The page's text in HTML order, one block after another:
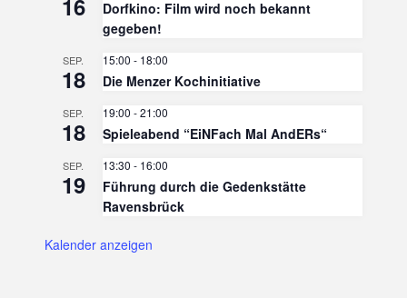
16
Dorfkino: Film wird noch bekannt
gegeben!
SEP.
18
15:00 - 18:00
Die Menzer Kochinitiative
SEP.
18
19:00 -21:00
Spieleabend “EiNFach Mal AndERs“
SEP.
19
13:30 - 16:00
Führung durch die Gedenkstätte
Ravensbrück
Kalender anzeigen